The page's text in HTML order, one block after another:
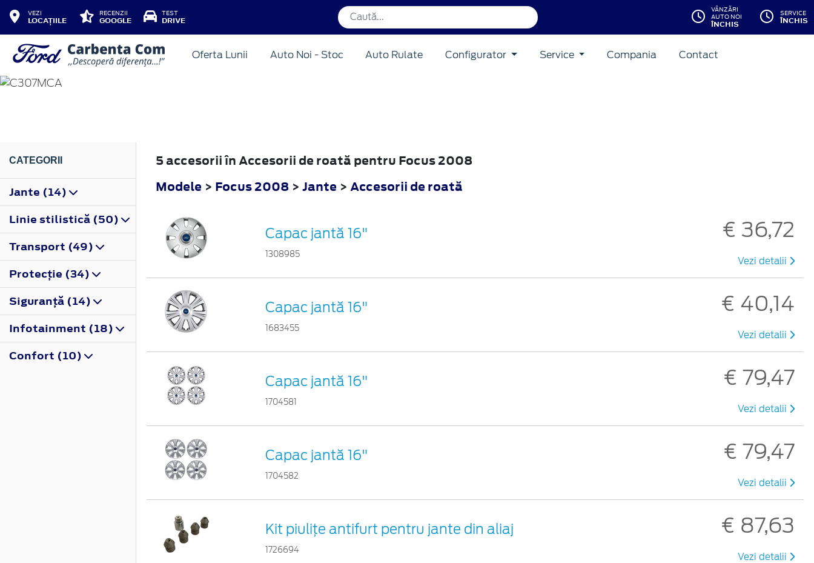
VEZI
LOCAȚIILE
RECENZII
GOOGLE
TEST
DRIVE
VÂNZĂRI
AUTO NOI
ÎNCHIS
SERVICE
ÎNCHIS
Oferta Lunii Auto Noi - Stoc Auto Rulate Configurator Service Compania Contact
FOCUS
CATEGORII
Jante (14)
Linie stilistică (50)
Transport (49)
Protecţie (34)
Siguranţă (14)
Infotainment (18)
Confort (10)
5 accesorii în Accesorii de roată pentru Focus 2008
Modele > Focus 2008 > Jante > Accesorii de roată
Capac jantă 16"
1308985
€ 36,72
Vezi detalii
Capac jantă 16"
1683455
€ 40,14
Vezi detalii
Capac jantă 16"
1704581
€ 79,47
Vezi detalii
Capac jantă 16"
1704582
€ 79,47
Vezi detalii
Kit piuliţe antifurt pentru jante din aliaj
1726694
€ 87,63
Vezi detalii